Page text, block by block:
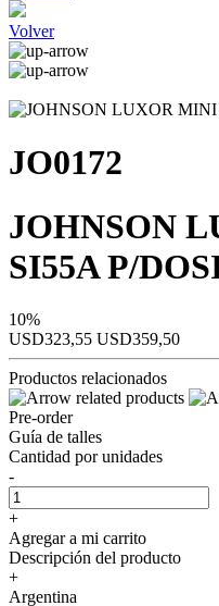
Volver
JO0172
JOHNSON
SI55A P/
10%
USD323,55 USD359,50
Productos relacionados
Pre-order
Guía de talles
Cantidad por unidades
-
+
Agregar a mi carrito
Descripción del producto
+
Argentina